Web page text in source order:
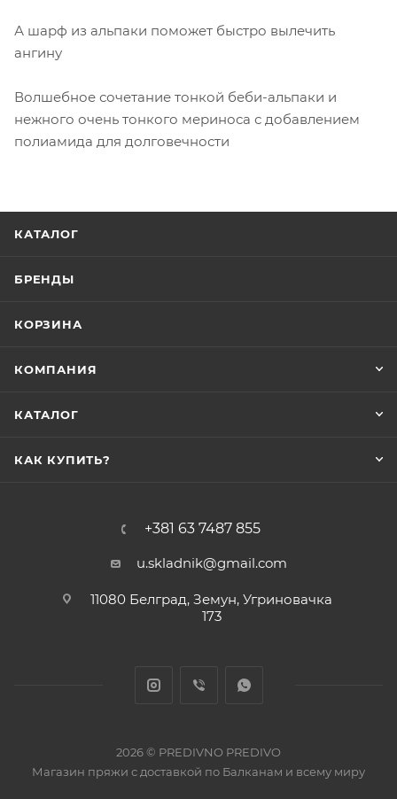
А шарф из альпаки поможет быстро вылечить
ангину
Волшебное сочетание тонкой беби-альпаки и
нежного очень тонкого мериноса с добавлением
полиамида для долговечности
КАТАЛОГ
БРЕНДЫ
КОРЗИНА
КОМПАНИЯ
КАТАЛОГ
КАК КУПИТЬ?
+381 63 7487 855
u.skladnik@gmail.com
11080 Белград, Земун, Угриновачка
173
2026 © PREDIVNO PREDIVO
Магазин пряжи с доставкой по Балканам и всему миру